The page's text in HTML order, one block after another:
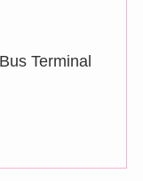
Terminal